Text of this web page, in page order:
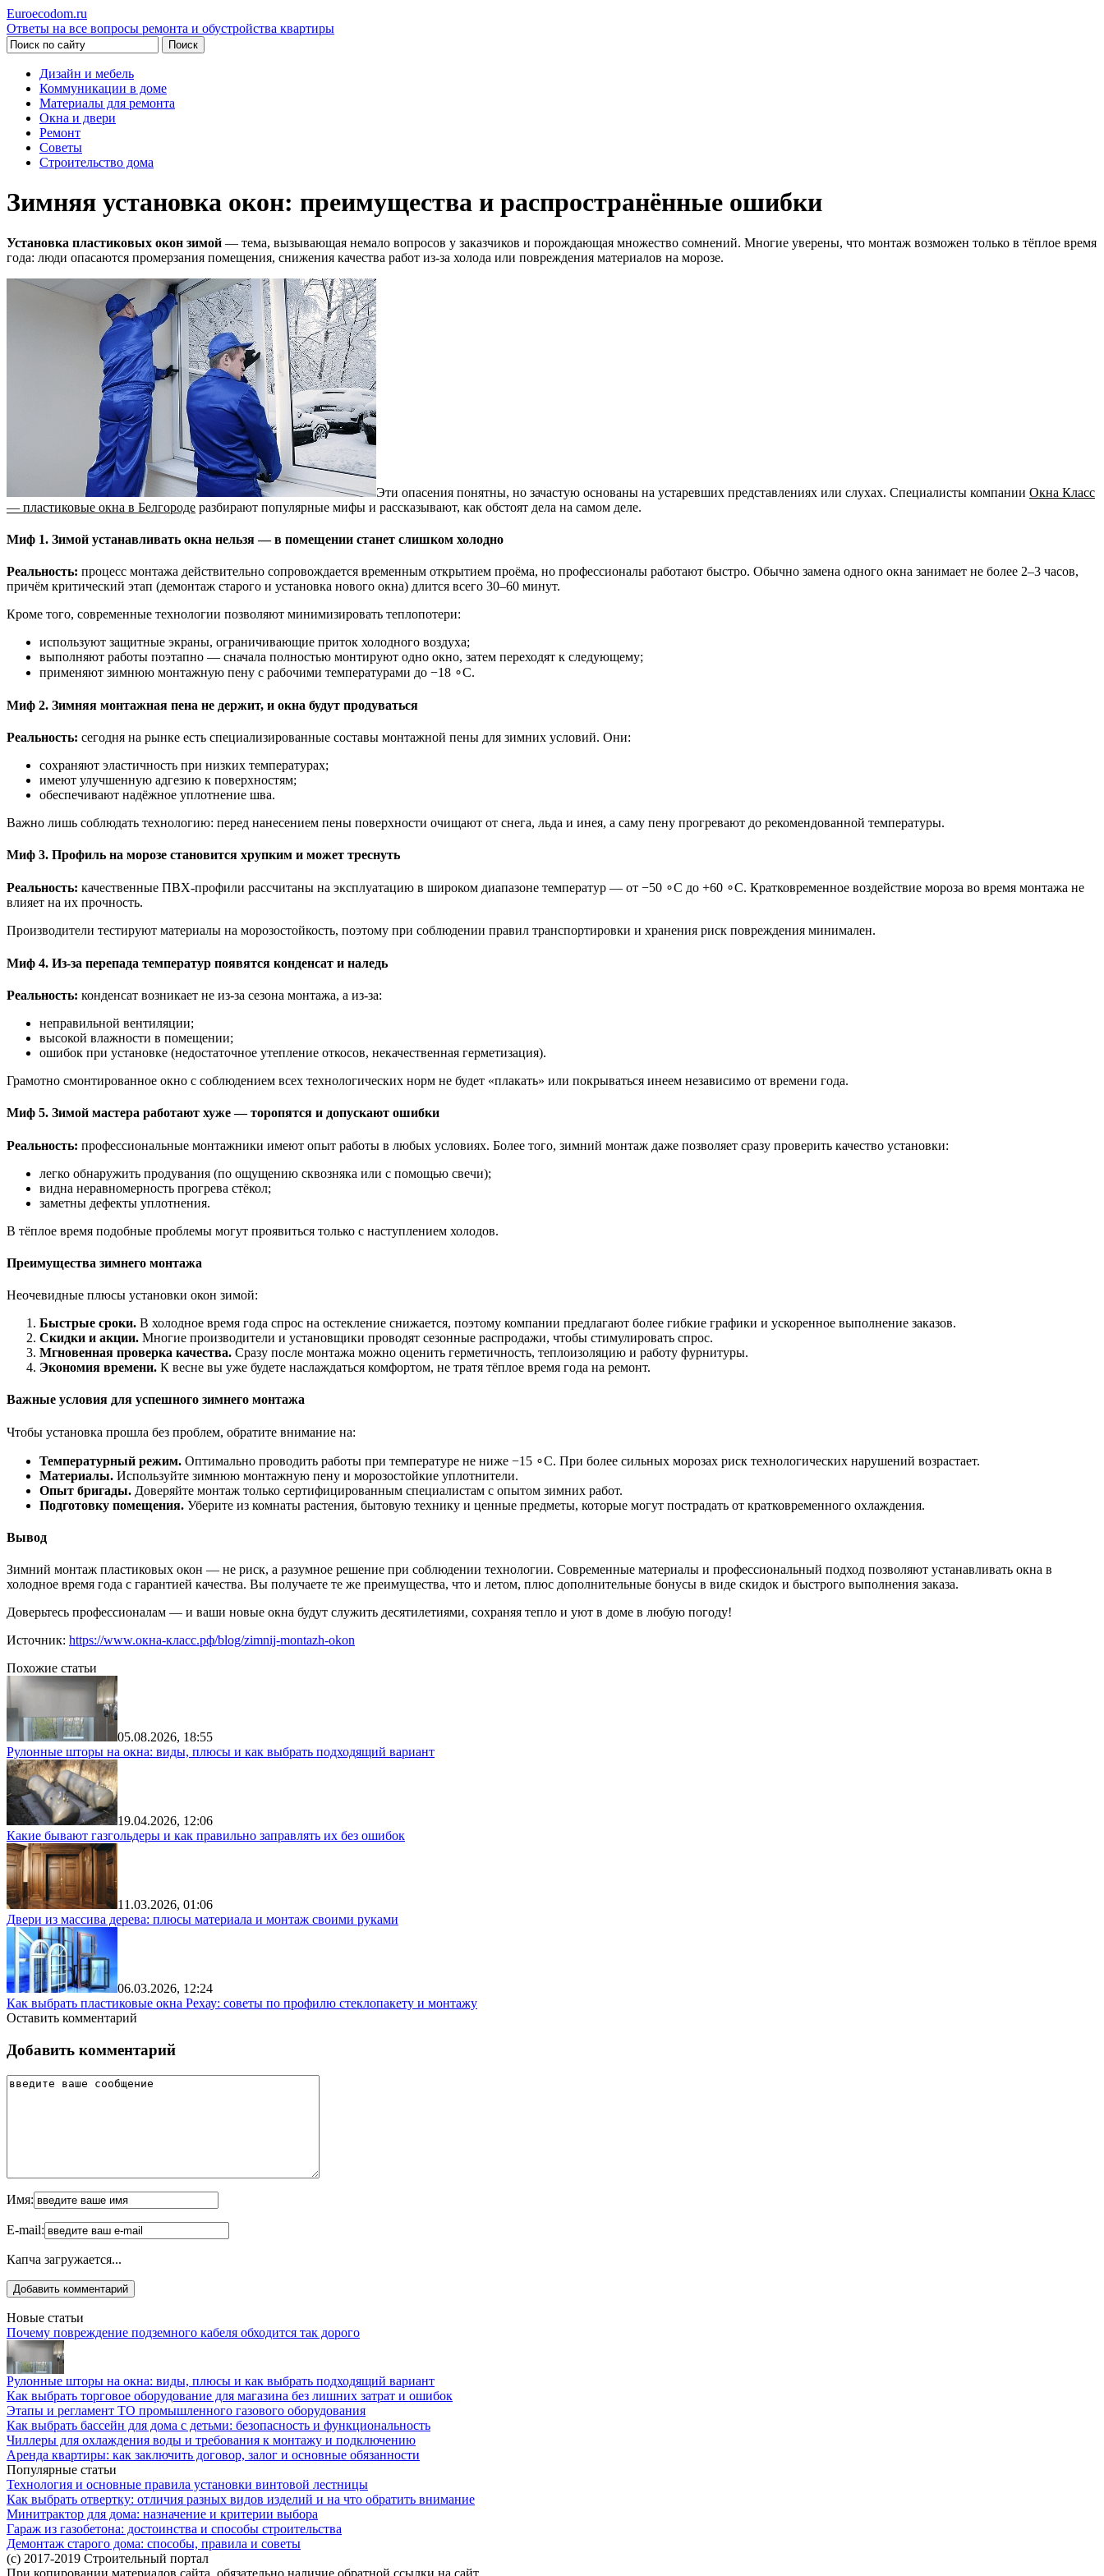
Euroecodom.ru
Ответы на все вопросы ремонта и обустройства квартиры
Дизайн и мебель
Коммуникации в доме
Материалы для ремонта
Окна и двери
Ремонт
Советы
Строительство дома
Зимняя установка окон: преимущества и распространённые ошибки
Установка пластиковых окон зимой — тема, вызывающая немало вопросов у заказчиков и порождающая множество сомнений. Многие уверены, что монтаж возможен только в тёплое время
года: люди опасаются промерзания помещения, снижения качества работ из‑за холода или повреждения материалов на морозе.
Эти опасения понятны, но зачастую основаны на устаревших представлениях или слухах. Специалисты компании Окна Класс
— пластиковые окна в Белгороде разбирают популярные мифы и рассказывают, как обстоят дела на самом деле.
Миф 1. Зимой устанавливать окна нельзя — в помещении станет слишком холодно
Реальность: процесс монтажа действительно сопровождается временным открытием проёма, но профессионалы работают быстро. Обычно замена одного окна занимает не более 2–3 часов,
причём критический этап (демонтаж старого и установка нового окна) длится всего 30–60 минут.
Кроме того, современные технологии позволяют минимизировать теплопотери:
используют защитные экраны, ограничивающие приток холодного воздуха;
выполняют работы поэтапно — сначала полностью монтируют одно окно, затем переходят к следующему;
применяют зимнюю монтажную пену с рабочими температурами до −18 ∘C.
Миф 2. Зимняя монтажная пена не держит, и окна будут продуваться
Реальность: сегодня на рынке есть специализированные составы монтажной пены для зимних условий. Они:
сохраняют эластичность при низких температурах;
имеют улучшенную адгезию к поверхностям;
обеспечивают надёжное уплотнение шва.
Важно лишь соблюдать технологию: перед нанесением пены поверхности очищают от снега, льда и инея, а саму пену прогревают до рекомендованной температуры.
Миф 3. Профиль на морозе становится хрупким и может треснуть
Реальность: качественные ПВХ‑профили рассчитаны на эксплуатацию в широком диапазоне температур — от −50 ∘C до +60 ∘C. Кратковременное воздействие мороза во время монтажа не
влияет на их прочность.
Производители тестируют материалы на морозостойкость, поэтому при соблюдении правил транспортировки и хранения риск повреждения минимален.
Миф 4. Из‑за перепада температур появятся конденсат и наледь
Реальность: конденсат возникает не из‑за сезона монтажа, а из‑за:
неправильной вентиляции;
высокой влажности в помещении;
ошибок при установке (недостаточное утепление откосов, некачественная герметизация).
Грамотно смонтированное окно с соблюдением всех технологических норм не будет «плакать» или покрываться инеем независимо от времени года.
Миф 5. Зимой мастера работают хуже — торопятся и допускают ошибки
Реальность: профессиональные монтажники имеют опыт работы в любых условиях. Более того, зимний монтаж даже позволяет сразу проверить качество установки:
легко обнаружить продувания (по ощущению сквозняка или с помощью свечи);
видна неравномерность прогрева стёкол;
заметны дефекты уплотнения.
В тёплое время подобные проблемы могут проявиться только с наступлением холодов.
Преимущества зимнего монтажа
Неочевидные плюсы установки окон зимой:
Быстрые сроки. В холодное время года спрос на остекление снижается, поэтому компании предлагают более гибкие графики и ускоренное выполнение заказов.
Скидки и акции. Многие производители и установщики проводят сезонные распродажи, чтобы стимулировать спрос.
Мгновенная проверка качества. Сразу после монтажа можно оценить герметичность, теплоизоляцию и работу фурнитуры.
Экономия времени. К весне вы уже будете наслаждаться комфортом, не тратя тёплое время года на ремонт.
Важные условия для успешного зимнего монтажа
Чтобы установка прошла без проблем, обратите внимание на:
Температурный режим. Оптимально проводить работы при температуре не ниже −15 ∘C. При более сильных морозах риск технологических нарушений возрастает.
Материалы. Используйте зимнюю монтажную пену и морозостойкие уплотнители.
Опыт бригады. Доверяйте монтаж только сертифицированным специалистам с опытом зимних работ.
Подготовку помещения. Уберите из комнаты растения, бытовую технику и ценные предметы, которые могут пострадать от кратковременного охлаждения.
Вывод
Зимний монтаж пластиковых окон — не риск, а разумное решение при соблюдении технологии. Современные материалы и профессиональный подход позволяют устанавливать окна в
холодное время года с гарантией качества. Вы получаете те же преимущества, что и летом, плюс дополнительные бонусы в виде скидок и быстрого выполнения заказа.
Доверьтесь профессионалам — и ваши новые окна будут служить десятилетиями, сохраняя тепло и уют в доме в любую погоду!
Источник: https://www.окна-класс.рф/blog/zimnij-montazh-okon
Похожие статьи
05.08.2026, 18:55
Рулонные шторы на окна: виды, плюсы и как выбрать подходящий вариант
19.04.2026, 12:06
Какие бывают газгольдеры и как правильно заправлять их без ошибок
11.03.2026, 01:06
Двери из массива дерева: плюсы материала и монтаж своими руками
06.03.2026, 12:24
Как выбрать пластиковые окна Рехау: советы по профилю стеклопакету и монтажу
Оставить комментарий
Добавить комментарий
Имя:
E-mail:
Капча загружается...
Новые статьи
Почему повреждение подземного кабеля обходится так дорого
Рулонные шторы на окна: виды, плюсы и как выбрать подходящий вариант
Как выбрать торговое оборудование для магазина без лишних затрат и ошибок
Этапы и регламент ТО промышленного газового оборудования
Как выбрать бассейн для дома с детьми: безопасность и функциональность
Чиллеры для охлаждения воды и требования к монтажу и подключению
Аренда квартиры: как заключить договор, залог и основные обязанности
Популярные статьи
Технология и основные правила установки винтовой лестницы
Как выбрать отвертку: отличия разных видов изделий и на что обратить внимание
Минитрактор для дома: назначение и критерии выбора
Гараж из газобетона: достоинства и способы строительства
Демонтаж старого дома: способы, правила и советы
(c) 2017-2019 Строительный портал
При копировании материалов сайта, обязательно наличие обратной ссылки на сайт.